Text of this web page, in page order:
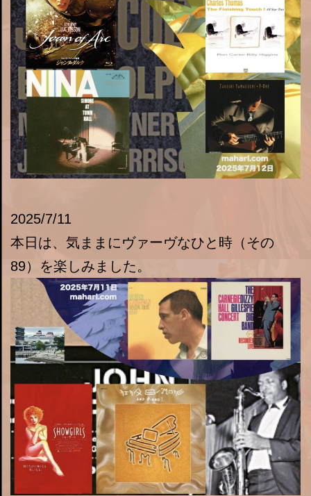
2025/7/11
本日は、気ままにヴァーヴなひと時（その
89）を楽しみました。